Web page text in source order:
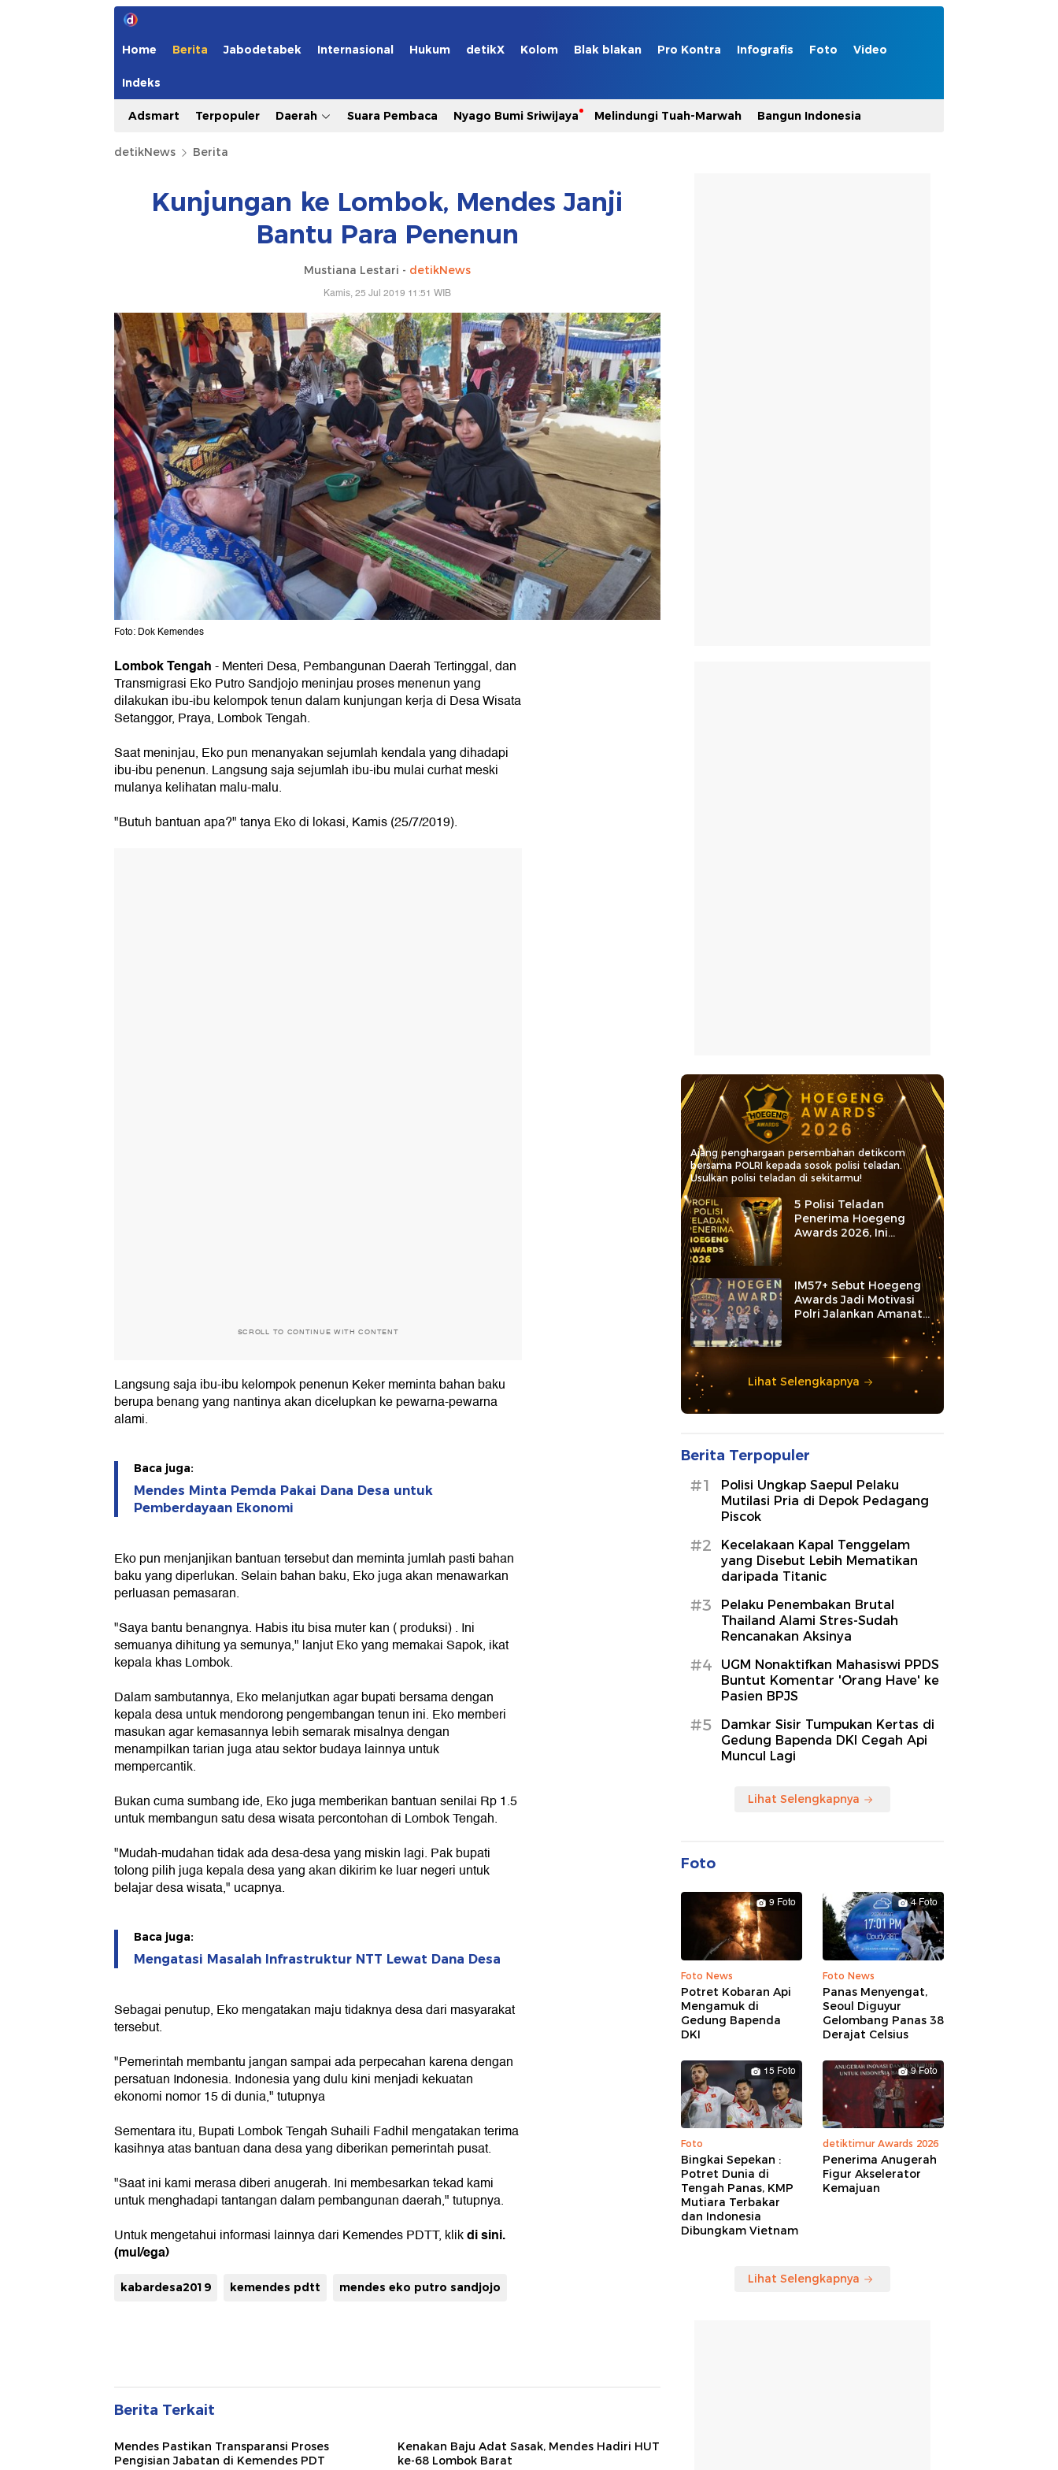
Home Berita Jabodetabek Internasional Hukum detikX Kolom Blak blakan Pro Kontra Infografis Foto Video
Indeks
Adsmart Terpopuler Daerah Suara Pembaca Nyago Bumi Sriwijaya Melindungi Tuah-Marwah Bangun Indonesia
detikNews Berita
Kunjungan ke Lombok, Mendes Janji
Bantu Para Penenun
Mustiana Lestari - detikNews
Kamis, 25 Jul 2019 11:51 WIB
Foto: Dok Kemendes
Lombok Tengah-Menteri Desa, Pembangunan Daerah Tertinggal, dan
Transmigrasi Eko Putro Sandjojo meninjau proses menenun yang
dilakukan ibu-ibu kelompok tenun dalam kunjungan kerja di Desa Wisata
Setanggor, Praya, Lombok Tengah.
Saat meninjau, Eko pun menanyakan sejumlah kendala yang dihadapi
ibu-ibu penenun. Langsung saja sejumlah ibu-ibu mulai curhat meski
mulanya kelihatan malu-malu.
"Butuh bantuan apa?" tanya Eko di lokasi, Kamis (25/7/2019).
SCROLL TO CONTINUE WITH CONTENT
Langsung saja ibu-ibu kelompok penenun Keker meminta bahan baku
berupa benang yang nantinya akan dicelupkan ke pewarna-pewarna
alami.
Baca juga:
Mendes Minta Pemda Pakai Dana Desa untuk
Pemberdayaan Ekonomi
Eko pun menjanjikan bantuan tersebut dan meminta jumlah pasti bahan
baku yang diperlukan. Selain bahan baku, Eko juga akan menawarkan
perluasan pemasaran.
"Saya bantu benangnya. Habis itu bisa muter kan ( produksi) . Ini
semuanya dihitung ya semunya," lanjut Eko yang memakai Sapok, ikat
kepala khas Lombok.
Dalam sambutannya, Eko melanjutkan agar bupati bersama dengan
kepala desa untuk mendorong pengembangan tenun ini. Eko memberi
masukan agar kemasannya lebih semarak misalnya dengan
menampilkan tarian juga atau sektor budaya lainnya untuk
mempercantik.
Bukan cuma sumbang ide, Eko juga memberikan bantuan senilai Rp 1.5
untuk membangun satu desa wisata percontohan di Lombok Tengah.
"Mudah-mudahan tidak ada desa-desa yang miskin lagi. Pak bupati
tolong pilih juga kepala desa yang akan dikirim ke luar negeri untuk
belajar desa wisata," ucapnya.
Baca juga:
Mengatasi Masalah Infrastruktur NTT Lewat Dana Desa
Sebagai penutup, Eko mengatakan maju tidaknya desa dari masyarakat
tersebut.
"Pemerintah membantu jangan sampai ada perpecahan karena dengan
persatuan Indonesia. Indonesia yang dulu kini menjadi kekuatan
ekonomi nomor 15 di dunia," tutupnya
Sementara itu, Bupati Lombok Tengah Suhaili Fadhil mengatakan terima
kasihnya atas bantuan dana desa yang diberikan pemerintah pusat.
"Saat ini kami merasa diberi anugerah. Ini membesarkan tekad kami
untuk menghadapi tantangan dalam pembangunan daerah," tutupnya.
Untuk mengetahui informasi lainnya dari Kemendes PDTT, klikdi sini.
(mul/ega)
kabardesa2019 kemendes pdtt mendes eko putro sandjojo
Berita Terkait
Mendes Pastikan Transparansi Proses
Pengisian Jabatan di Kemendes PDT
Kenakan Baju Adat Sasak, Mendes Hadiri HUT
ke-68 Lombok Barat
Ajang penghargaan persembahan detikcom
bersama POLRI kepada sosok polisi teladan.
Usulkan polisi teladan di sekitarmu!
5 Polisi Teladan
Penerima Hoegeng
Awards 2026, Ini
Kategori dan Kiprahnya
IM57+ Sebut Hoegeng
Awards Jadi Motivasi
Polri Jalankan Amanat
Lihat Selengkapnya
Berita Terpopuler
#1
Polisi Ungkap Saepul Pelaku
Mutilasi Pria di Depok Pedagang
Piscok
#2
Kecelakaan Kapal Tenggelam
yang Disebut Lebih Mematikan
daripada Titanic
#3
Pelaku Penembakan Brutal
Thailand Alami Stres-Sudah
Rencanakan Aksinya
#4
UGM Nonaktifkan Mahasiswi PPDS
Buntut Komentar 'Orang Have' ke
Pasien BPJS
#5
Damkar Sisir Tumpukan Kertas di
Gedung Bapenda DKI Cegah Api
Muncul Lagi
Lihat Selengkapnya
Foto
9 Foto
Foto News
Potret Kobaran Api
Mengamuk di
Gedung Bapenda
DKI
4 Foto
Foto News
Panas Menyengat,
Seoul Diguyur
Gelombang Panas 38
Derajat Celsius
15 Foto
Foto
Bingkai Sepekan :
Potret Dunia di
Tengah Panas, KMP
Mutiara Terbakar
dan Indonesia
Dibungkam Vietnam
9 Foto
detiktimur Awards 2026
Penerima Anugerah
Figur Akselerator
Kemajuan
Lihat Selengkapnya